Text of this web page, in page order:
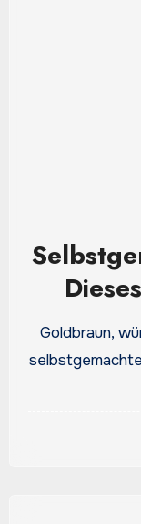
und
Goldbraun,